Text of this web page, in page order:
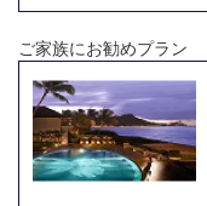
ご家族にお勧めプラン